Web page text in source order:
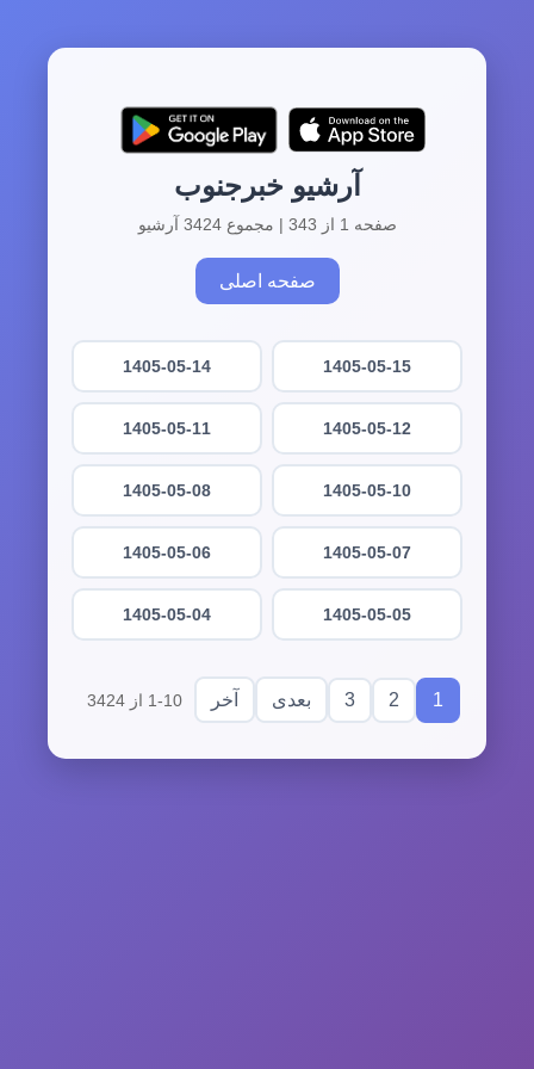
آرشیو خبرجنوب
صفحه 1 از 343 | مجموع 3424 آرشیو
صفحه اصلی
1405-05-15
1405-05-14
1405-05-12
1405-05-11
1405-05-10
1405-05-08
1405-05-07
1405-05-06
1405-05-05
1405-05-04
1
2
3 بعدی آخر 1-10 از 3424